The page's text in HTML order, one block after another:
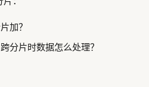
加？
分片时数据怎么处理？